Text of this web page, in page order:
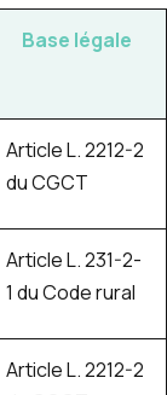
Base légale
Article L. 2212-2
du CGCT
Article L. 231-2-
1 du Code rural
Article L. 2212-2